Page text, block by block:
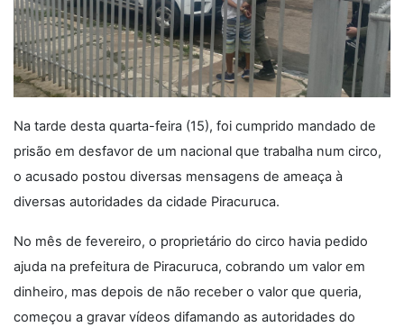
Na tarde desta quarta-feira (15), foi cumprido mandado de
prisão em desfavor de um nacional que trabalha num circo,
o acusado postou diversas mensagens de ameaça à
diversas autoridades da cidade Piracuruca.
No mês de fevereiro, o proprietário do circo havia pedido
ajuda na prefeitura de Piracuruca, cobrando um valor em
dinheiro, mas depois de não receber o valor que queria,
começou a gravar vídeos difamando as autoridades do